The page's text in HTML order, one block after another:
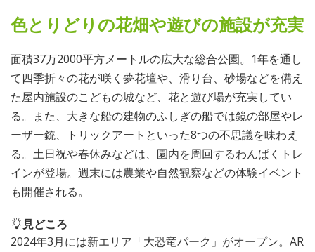
色とりどりの花畑や遊びの施設が充実
面積37万2000平方メートルの広大な総合公園。1年を通し
て四季折々の花が咲く夢花壇や、滑り台、砂場などを備え
た屋内施設のこどもの城など、花と遊び場が充実してい
る。また、大きな船の建物のふしぎの船では鏡の部屋やレ
ーザー銃、トリックアートといった8つの不思議を味わえ
る。土日祝や春休みなどは、園内を周回するわんぱくトレ
インが登場。週末には農業や自然観察などの体験イベント
も開催される。
見どころ
2024年3月には新エリア「大恐竜パーク」がオープン。AR